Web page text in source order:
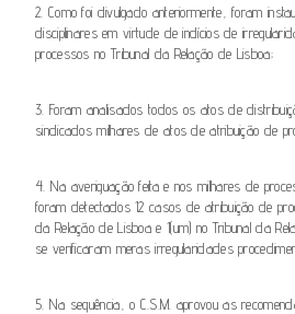
2. Como foi divulgado anteriormente, foram
disciplinares em virtude de indícios de
processos no Tribunal da Relação de Lisboa;
3. Foram analisados todos os atos de
sindicados milhares de atos de atribuição de
4. Na averiguação feita e nos milhares de
foram detectados 12 casos de atribuição de
da Relação de Lisboa e 1(um) no Tribunal da
se verificaram meras irregularidades
5. Na sequência, o C.S.M. aprovou as